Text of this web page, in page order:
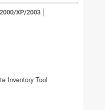
XP/2003
Inventory Tool